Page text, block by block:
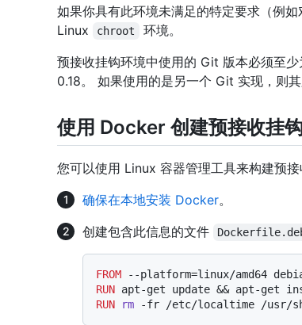
如果你具有此环境未满足的特定要求（例
Linux
chroot
环境。
预接收挂钩环境中使用的 Git 版本必须至
0.18。 如果使用的是另一个 Git 实现，则
使用 Docker 创建预接收挂
您可以使用 Linux 容器管理工具来构建预
确保在本地安装 Docker。
创建包含此信息的文件
FROM
RUN apt-get update && apt-get
RUN
rm -fr /etc/localtime /usr/